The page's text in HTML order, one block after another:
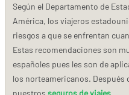
Según el Departamento de
América, los viajeros
riesgos a que se enfrentan
Estas recomendaciones son
españoles pues les son de
los norteamericanos. Después
nuestros seguros de viajes.